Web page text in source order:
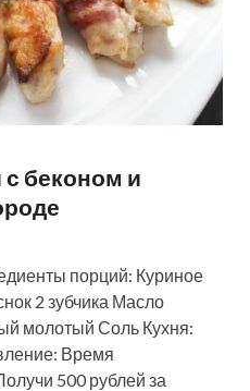
беконом и
порций: Куриное
2 зубчика Масло
молотый Соль Кухня:
Время
500 рублей за